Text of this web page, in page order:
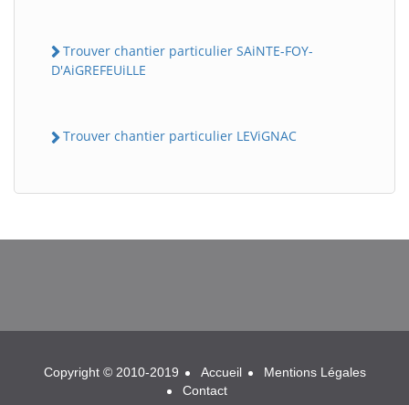
Trouver chantier particulier SAiNTE-FOY-
D'AiGREFEUiLLE
Trouver chantier particulier LEViGNAC
BatiWebPro
Copyright © 2010-2019 Accueil
Mentions Légales
Contact